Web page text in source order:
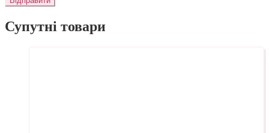
Супутні товари